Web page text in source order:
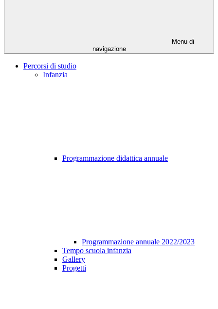
Menu di
navigazione
Percorsi di studio
Infanzia
Programmazione didattica annuale
Programmazione annuale 2022/2023
Tempo scuola infanzia
Gallery
Progetti